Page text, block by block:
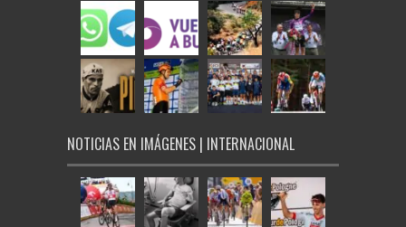
NOTICIAS EN IMÁGENES | INTERNACIONAL